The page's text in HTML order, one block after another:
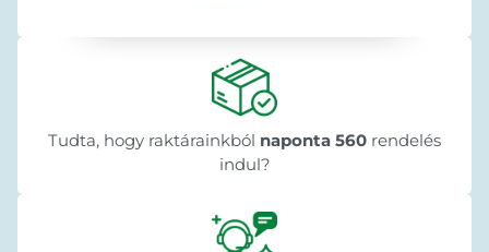
Tudta, hogy raktárainkból naponta 560 rendelés
indul?